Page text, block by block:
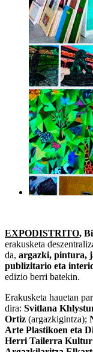
EXPODISTRITO,
erakusketa
da, argazki, pintura,
publizitario eta
edizio berri batekin.
Erakusketa hauetan
dira: Svitlana
Ortiz (argazkigintza);
Arte Plastikoen eta
Herri Tailerra